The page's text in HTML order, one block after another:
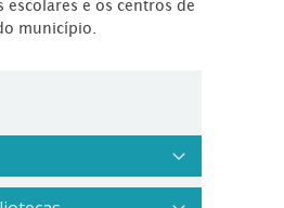
escolares e os centros de
município.